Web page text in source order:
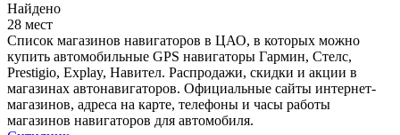
Найдено
28 мест
Список магазинов навигаторов в ЦАО, в которых можно
купить автомобильные GPS навигаторы Гармин, Стелс,
Prestigio, Explay, Навител. Распродажи, скидки и акции в
магазинах автонавигаторов. Официальные сайты интернет-
магазинов, адреса на карте, телефоны и часы работы
магазинов навигаторов для автомобиля.